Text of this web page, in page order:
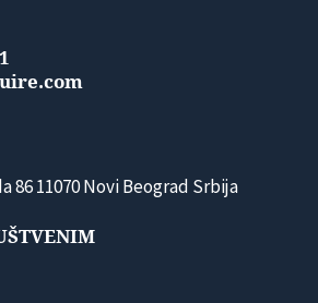
86 11070 Novi Beograd Srbija